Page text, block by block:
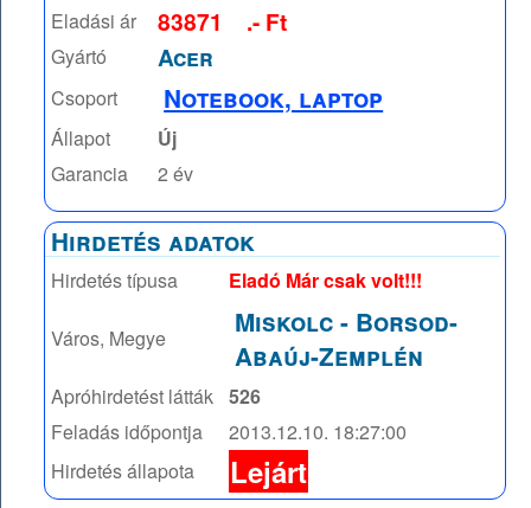
Eladási ár 83871 .- Ft
Gyártó Acer
Csoport Notebook, laptop
Állapot
Új
Garancia
2 év
Hirdetés adatok
Hirdetés típusa Eladó Már csak volt!!!
Város, Megye Miskolc- Borsod-
Abaúj-Zemplén
Apróhirdetést látták 526
Feladás időpontja
2013.12.10. 18:27:00
Hirdetés állapota
Lejárt